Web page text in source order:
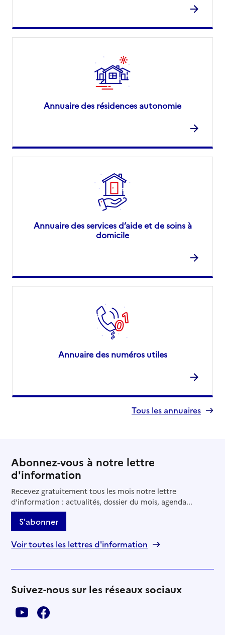
Annuaire des résidences autonomie
Annuaire des services d’aide et de soins à
domicile
Annuaire des numéros utiles
Tous les annuaires
Abonnez-vous à notre lettre
d'information
Recevez gratuitement tous les mois notre lettre
d'information : actualités, dossier du mois, agenda...
S'abonner
Voir toutes les lettres d'information
Suivez-nous sur les réseaux sociaux